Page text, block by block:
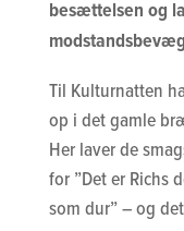
besættelsen og
Til Kulturnatten
op i det gamle
Her laver de
for ”Det er Richs
som dur” – og